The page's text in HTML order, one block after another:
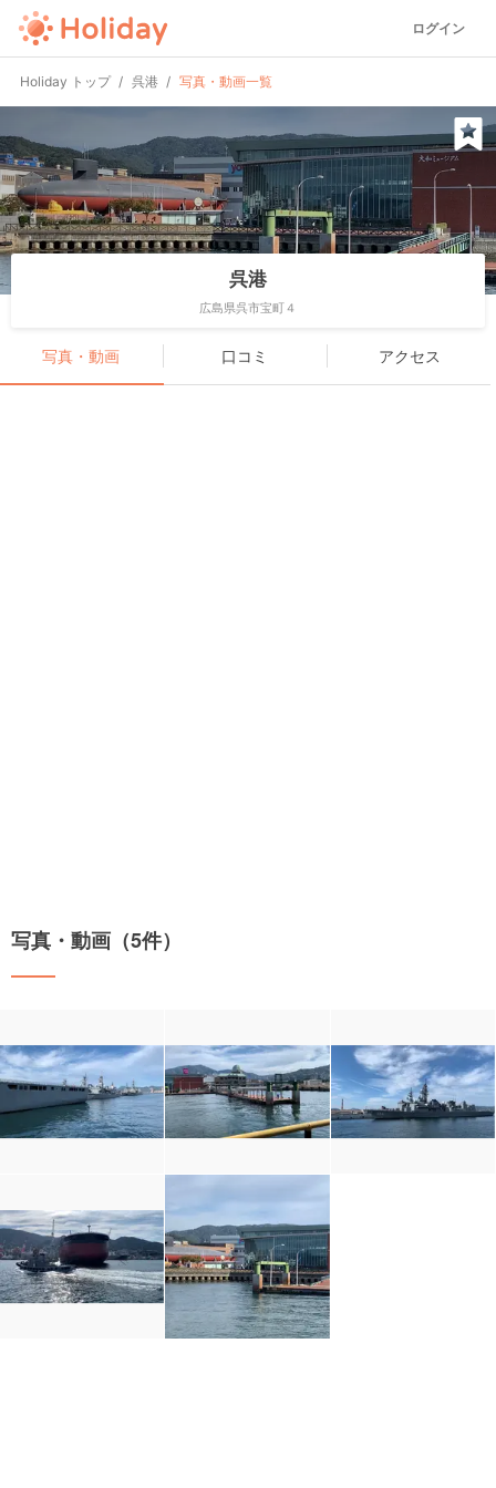
ログイン
Holiday トップ 呉港 写真・動画一覧
呉港
広島県呉市宝町４
写真・動画 口コミ アクセス
写真・動画（5件）